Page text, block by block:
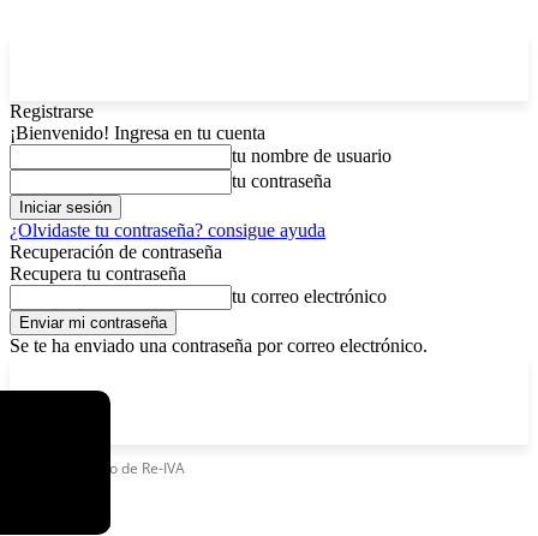
Registrarse
¡Bienvenido! Ingresa en tu cuenta
tu nombre de usuario
tu contraseña
¿Olvidaste tu contraseña? consigue ayuda
Recuperación de contraseña
Recupera tu contraseña
tu correo electrónico
Se te ha enviado una contraseña por correo electrónico.
Pago de Re-IVA